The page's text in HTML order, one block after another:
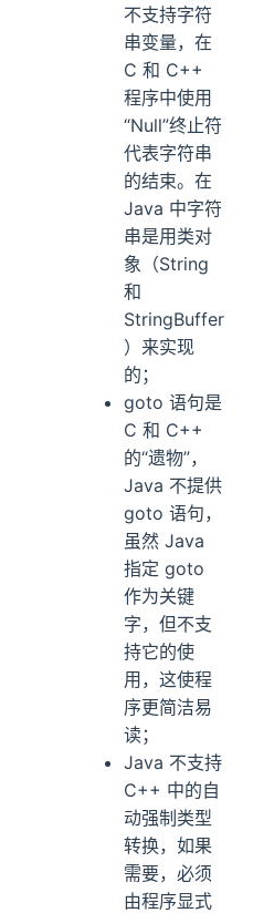
不支持字符
串变量，在
C 和 C++
程序中使用
“Null”终止符
代表字符串
的结束。在
Java 中字符
串是用类对
象（String
和
StringBuffer
）来实现
的；
goto 语句是
C 和 C++
的“遗物”，
Java 不提供
goto 语句，
虽然 Java
指定 goto
作为关键
字，但不支
持它的使
用，这使程
序更简洁易
读；
Java 不支持
C++ 中的自
动强制类型
转换，如果
需要，必须
由程序显式